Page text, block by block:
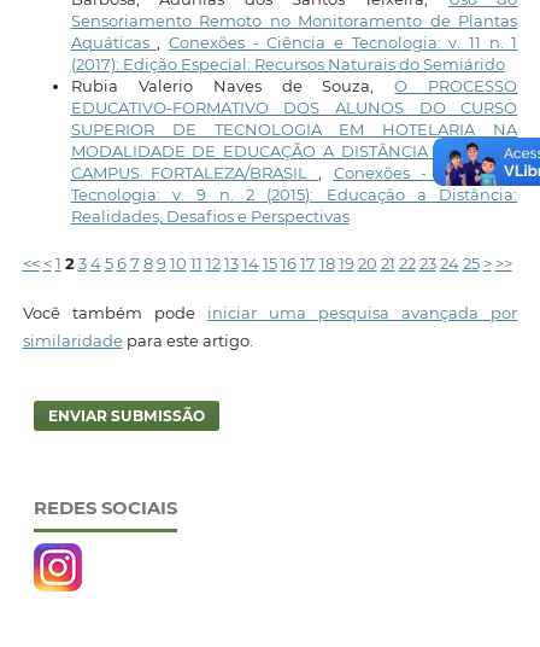
Sensoriamento Remoto no Monitoramento de Plantas
Aquáticas, Conexões - Ciência e Tecnologia: v. 11 n. 1
(2017): Edição Especial: Recursos Naturais do Semiárido
Rubia Valerio Naves de Souza,O PROCESSO
EDUCATIVO-FORMATIVO DOS ALUNOS DO CURSO
SUPERIOR DE TECNOLOGIA EM HOTELARIA NA
MODALIDADE DE EDUCAÇÃO A DISTÂNCIA DO IFCE -
CAMPUS FORTALEZA/BRASIL, Conexões - Ciência e
Tecnologia: v. 9 n. 2 (2015): Educação a Distância:
Realidades, Desafios e Perspectivas
<< < 1 2 3 4 5 6 7 8 9 10 11 12 13 14 15 16 17 18 19 20 21 22 23 24 25 > >>
Você também pode iniciar uma pesquisa avançada por
similaridadepara este artigo.
ENVIAR SUBMISSÃO
REDES SOCIAIS